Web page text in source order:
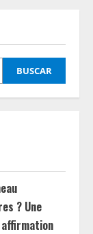
BUSCAR
? Une